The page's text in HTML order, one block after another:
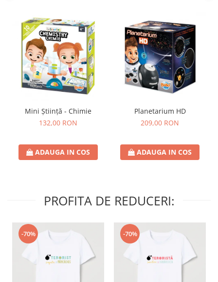
Mini Știință - Chimie
132,00 RON
ADAUGA IN COS
Planetarium HD
209,00 RON
ADAUGA IN COS
PROFITA DE REDUCERI:
-70% -70%